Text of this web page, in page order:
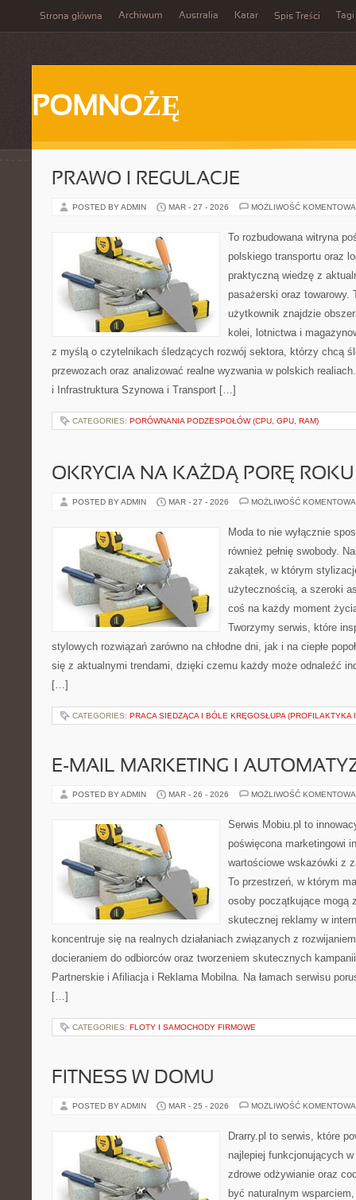
Strona główna Archiwum Australia Katar Spis Treści Tagi
POMNOŻĘ
PRAWO I REGULACJE
POSTED BY ADMIN MAR - 27 - 2026 MOŻLIWOŚĆ
To rozbudowana witryna
polskiego transportu oraz
praktyczną wiedzę z
pasażerski oraz towarowy.
użytkownik znajdzie
kolei, lotnictwa i
z myślą o czytelnikach śledzących rozwój sektora, którzy chcą
przewozach oraz analizować realne wyzwania w polskich
i Infrastruktura Szynowa i Transport […]
CATEGORIES: PORÓWNANIA PODZESPOŁÓW (CPU, GPU, RAM)
OKRYCIA NA KAŻDĄ PORĘ ROKU
POSTED BY ADMIN MAR - 27 - 2026 MOŻLIWOŚĆ
Moda to nie wyłącznie
również pełnię swobody.
zakątek, w którym
użytecznością, a szeroki
coś na każdy moment
Tworzymy serwis, które
stylowych rozwiązań zarówno na chłodne dni, jak i na ciepłe
się z aktualnymi trendami, dzięki czemu każdy może odnaleźć
[…]
CATEGORIES: PRACA SIEDZĄCA I BÓLE KRĘGOSŁUPA (PROFILAKTYKA
E-MAIL MARKETING I
POSTED BY ADMIN MAR - 26 - 2026 MOŻLIWOŚĆ
Serwis Mobiu.pl to
poświęcona marketingowi
wartościowe wskazówki z
To przestrzeń, w którym
osoby początkujące mogą
skutecznej reklamy w
koncentruje się na realnych działaniach związanych z
docieraniem do odbiorców oraz tworzeniem skutecznych
Partnerskie i Afiliacja i Reklama Mobilna. Na łamach serwisu
[…]
CATEGORIES: FLOTY I SAMOCHODY FIRMOWE
FITNESS W DOMU
POSTED BY ADMIN MAR - 25 - 2026 MOŻLIWOŚĆ
Drarry.pl to serwis, które
najlepiej funkcjonujących
zdrowe odżywianie oraz
być naturalnym